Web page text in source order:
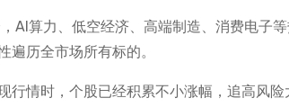
AI算力、低空经济、高端制造、消费电子
历全市场所有标的。
行情时，个股已经积累不小涨幅，追高风险